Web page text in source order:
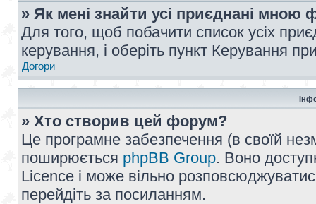
» Як мені знайти усі приєднані мною
Для того, щоб побачити список усіх
керування, і оберіть пункт Керування
Догори
» Хто створив цей форум?
Це програмне забезпечення (в своїй
поширюється phpBB Group. Воно
Licence і може вільно
перейдіть за посиланням.